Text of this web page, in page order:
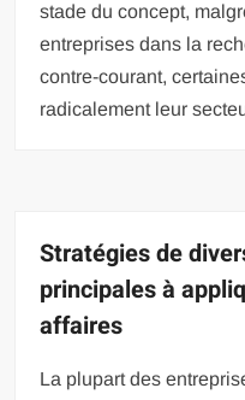
stade du concept,
entreprises dans la
contre-courant,
radicalement leur
Stratégies de
principales à
affaires
La plupart des